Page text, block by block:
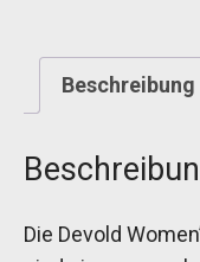
Beschreibung
Die Devold